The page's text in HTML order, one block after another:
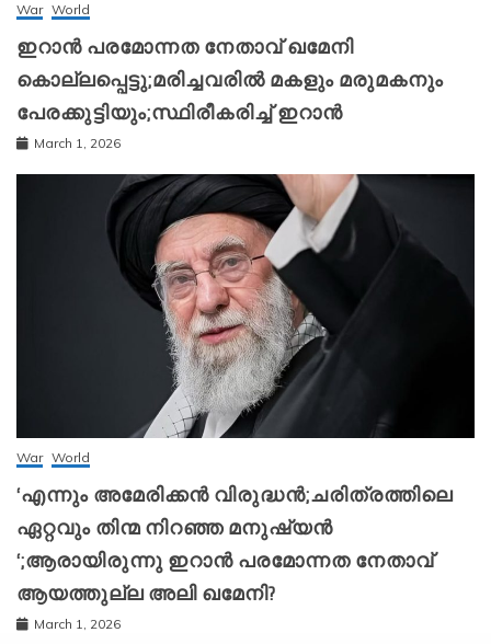
War World
ഇറാന്‍ പരമോന്നത നേതാവ് ഖമേനി
കൊല്ലപ്പെട്ടു;മരിച്ചവരിൽ മകളും മരുമകനും
പേരക്കുട്ടിയും;സ്ഥിരീകരിച്ച് ഇറാന്‍
March 1, 2026
War World
‘എന്നും അമേരിക്കന്‍ വിരുദ്ധന്‍;ചരിത്രത്തിലെ
ഏറ്റവും തിന്മ നിറഞ്ഞ മനുഷ്യന്‍
‘;ആരായിരുന്നു ഇറാന്‍ പരമോന്നത നേതാവ്
ആയത്തുല്ല അലി ഖമേനി?
March 1, 2026